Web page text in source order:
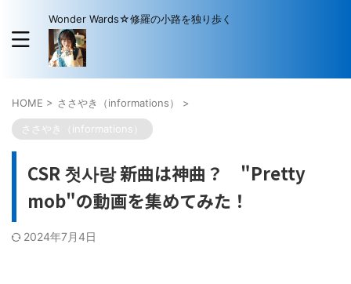
Wonder Wards☆修羅の小路を独り歩く
HOME > ささやき（informations） >
ささやき（informations）
CSR 첫사랑 新曲は神曲？ "Pretty
mob"の動画を集めてみた！
2024年7月4日